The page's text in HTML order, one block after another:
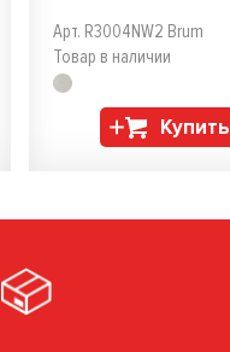
Арт. R3004NW2 Brum
Товар в наличии
Купить